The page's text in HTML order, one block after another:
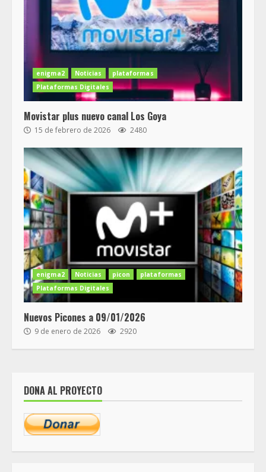
enigma2 Noticias
plataformas
Plataformas Digitales
Movistar plus nuevo canal Los Goya
15 de febrero de 2026 2480
enigma2 Noticias picon
plataformas
Plataformas Digitales
Nuevos Picones a 09/01/2026
9 de enero de 2026 2920
DONA AL PROYECTO